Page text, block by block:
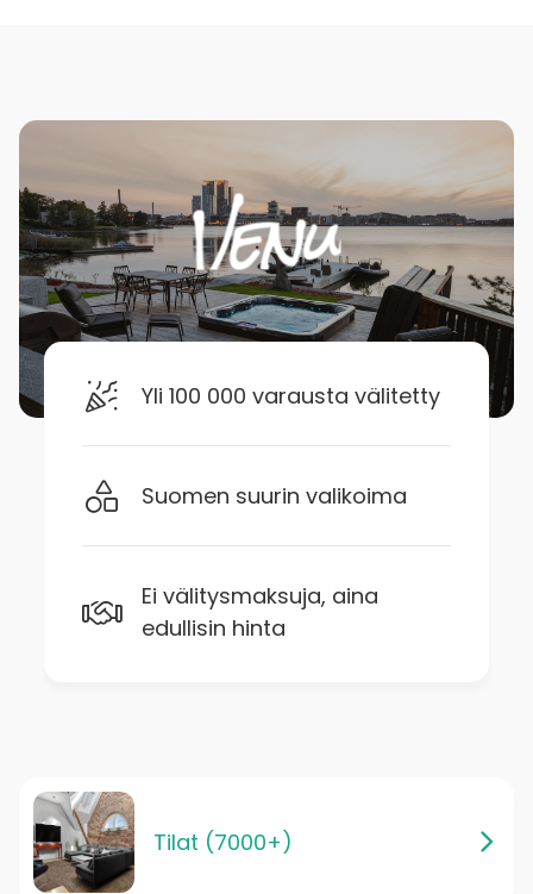
Yli 100 000 varausta välitetty
Suomen suurin valikoima
Ei välitysmaksuja, aina
edullisin hinta
Tilat (7000+)